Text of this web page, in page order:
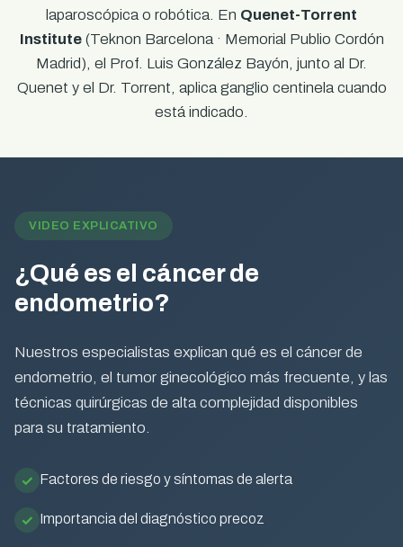
laparoscópica o robótica. En Quenet-Torrent
Institute(Teknon Barcelona · Memorial Publio Cordón
Madrid), el Prof. Luis González Bayón, junto al Dr.
Quenet y el Dr. Torrent, aplica ganglio centinela cuando
está indicado.
VIDEO EXPLICATIVO
¿Qué es el cáncer de
endometrio?
Nuestros especialistas explican qué es el cáncer de
endometrio, el tumor ginecológico más frecuente, y las
técnicas quirúrgicas de alta complejidad disponibles
para su tratamiento.
Factores de riesgo y síntomas de alerta
Importancia del diagnóstico precoz